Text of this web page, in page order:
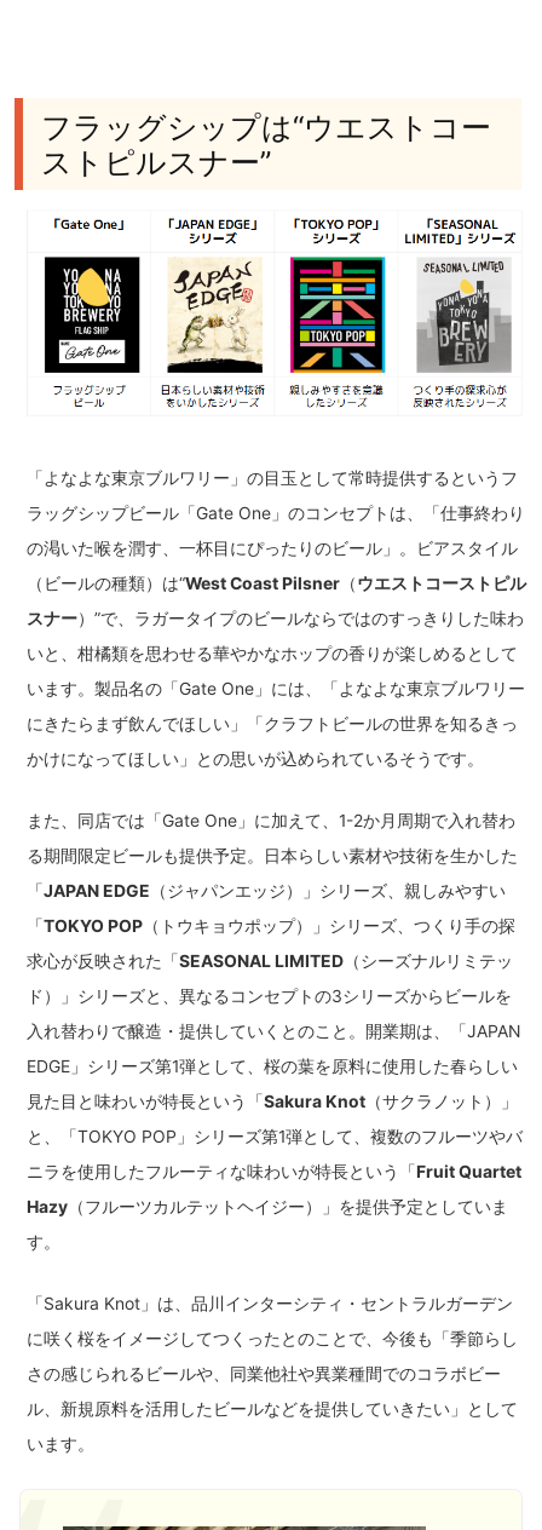
フラッグシップは“ウエストコー
ストピルスナー”
「よなよな東京ブルワリー」の目玉として常時提供するというフ
ラッグシップビール「Gate One」のコンセプトは、「仕事終わり
の渇いた喉を潤す、一杯目にぴったりのビール」。ビアスタイル
（ビールの種類）は“West Coast Pilsner （ウエストコーストピル
スナー）”で、ラガータイプのビールならではのすっきりした味わ
いと、柑橘類を思わせる華やかなホップの香りが楽しめるとして
います。製品名の「Gate One」には、「よなよな東京ブルワリー
にきたらまず飲んでほしい」「クラフトビールの世界を知るきっ
かけになってほしい」との思いが込められているそうです。
また、同店では「Gate One」に加えて、1-2か月周期で入れ替わ
る期間限定ビールも提供予定。日本らしい素材や技術を生かした
「JAPAN EDGE （ジャパンエッジ）」シリーズ、親しみやすい
「TOKYO POP （トウキョウポップ）」シリーズ、つくり手の探
求心が反映された「SEASONAL LIMITED （シーズナルリミテッ
ド）」シリーズと、異なるコンセプトの3シリーズからビールを
入れ替わりで醸造・提供していくとのこと。開業期は、「JAPAN
EDGE」シリーズ第1弾として、桜の葉を原料に使用した春らしい
見た目と味わいが特長という「Sakura Knot （サクラノット）」
と、「TOKYO POP」シリーズ第1弾として、複数のフルーツやバ
ニラを使用したフルーティな味わいが特長という「Fruit Quartet
Hazy （フルーツカルテットヘイジー）」を提供予定としていま
す。
「Sakura Knot」は、品川インターシティ・セントラルガーデン
に咲く桜をイメージしてつくったとのことで、今後も「季節らし
さの感じられるビールや、同業他社や異業種間でのコラボビー
ル、新規原料を活用したビールなどを提供していきたい」として
います。